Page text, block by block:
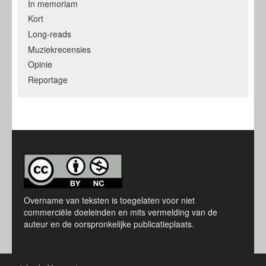
In memoriam
Kort
Long-reads
Muziekrecensies
Opinie
Reportage
Overname van teksten is toegelaten voor niet
commerciële doeleinden en mits vermelding van de
auteur en de oorspronkelijke publicatieplaats.